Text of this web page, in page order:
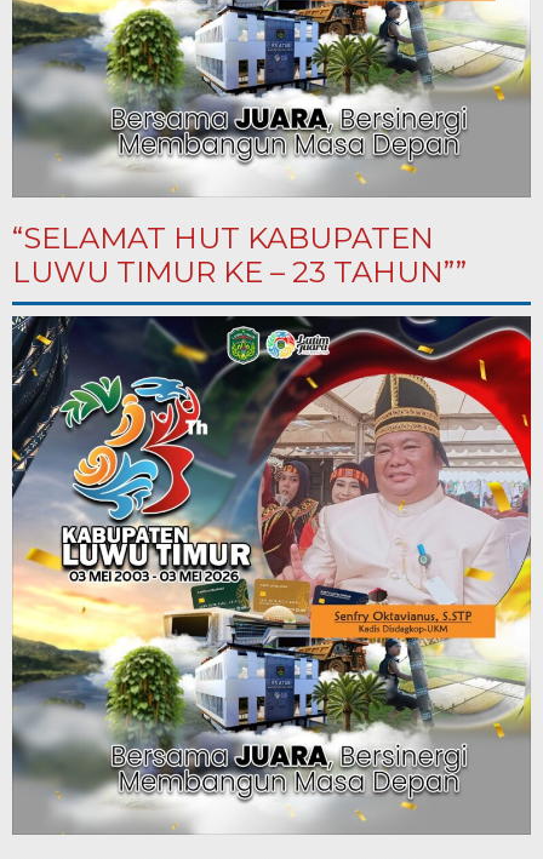
“SELAMAT HUT KABUPATEN
LUWU TIMUR KE – 23 TAHUN””